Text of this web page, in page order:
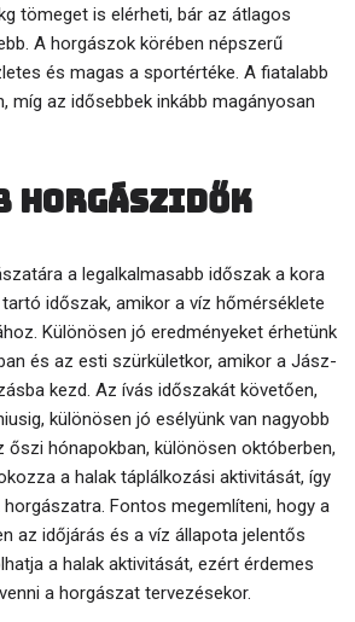
tömeget is elérheti, bár az átlagos
A horgászok körében népszerű
és magas a sportértéke. A fiatalabb
míg az idősebbek inkább magányosan
horgászidők
a legalkalmasabb időszak a kora
időszak, amikor a víz hőmérséklete
Különösen jó eredményeket érhetünk
és az esti szürkületkor, amikor a Jász-
kezd. Az ívás időszakát követően,
különösen jó esélyünk van nagyobb
őszi hónapokban, különösen októberben,
a halak táplálkozási aktivitását, így
Fontos megemlíteni, hogy a
az időjárás és a víz állapota jelentős
a halak aktivitását, ezért érdemes
a horgászat tervezésekor.